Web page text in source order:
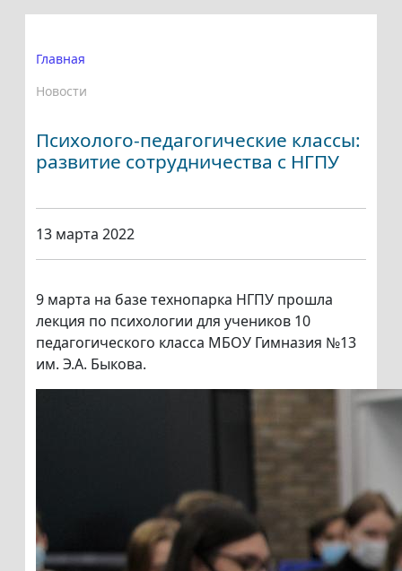
Главная
Новости
Психолого-педагогические классы:
развитие сотрудничества с НГПУ
13 марта 2022
9 марта на базе технопарка НГПУ прошла
лекция по психологии для учеников 10
педагогического класса МБОУ Гимназия №13
им. Э.А. Быкова.